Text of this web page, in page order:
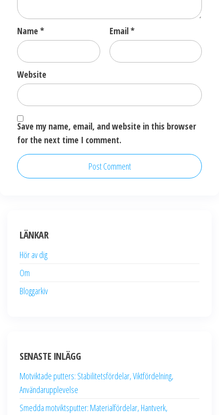
Name * Email*
Website
Save my name, email, and website in this browser
for the next time I comment.
LÄNKAR
Hör av dig
Om
Bloggarkiv
SENASTE INLÄGG
Motviktade putters: Stabilitetsfördelar, Viktfördelning,
Användarupplevelse
Smedda motviktsputter: Materialfördelar, Hantverk,